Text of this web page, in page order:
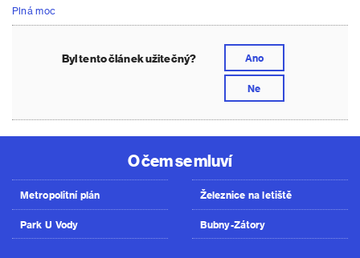
Plná moc
Byl tento článek užitečný? Ano
Ne
O čem se mluví
Metropolitní plán
Park U Vody
Železnice na letiště
Bubny-Zátory